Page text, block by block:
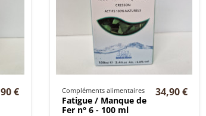
€ Compléments alimentaires
Fatigue / Manque de
Fer n° 6 - 100 ml
34,90 €